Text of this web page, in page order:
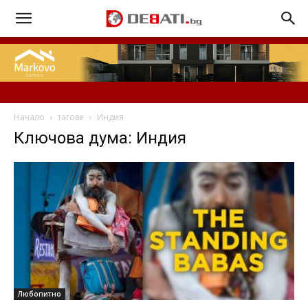
Начало тагове Индия
Ключова дума: Индия
Любопитно